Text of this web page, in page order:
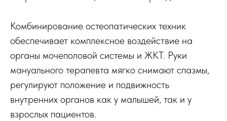
Комбинирование остеопатических техник
обеспечивает комплексное воздействие на
органы мочеполовой системы и ЖКТ. Руки
мануального терапевта мягко снимают спазмы,
регулируют положение и подвижность
внутренних органов как у малышей, так и у
взрослых пациентов.